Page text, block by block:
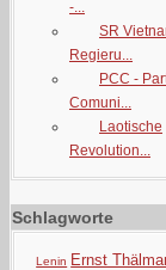
-...
SR
Regieru...
PCC -
Comuni...
Laotische
Revolution...
Schlagworte
Lenin Ernst